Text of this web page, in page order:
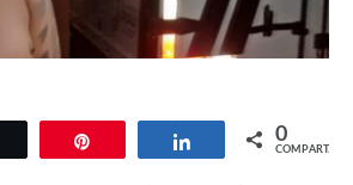
Compartilhar
0
COMPART.